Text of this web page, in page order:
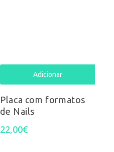
Adicionar
Placa com formatos
de Nails
22,00€